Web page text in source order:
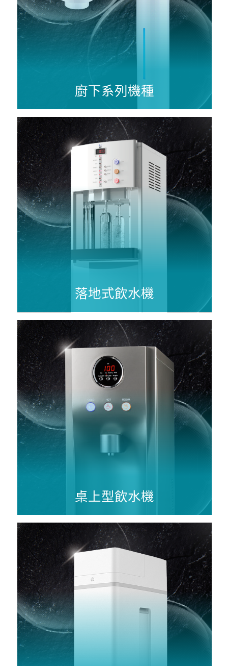
廚下系列機種
落地式飲水機
桌上型飲水機